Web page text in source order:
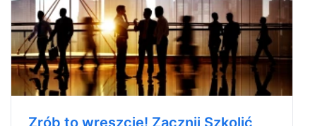
Zrób to wreszcie! Zacznij Szkolić